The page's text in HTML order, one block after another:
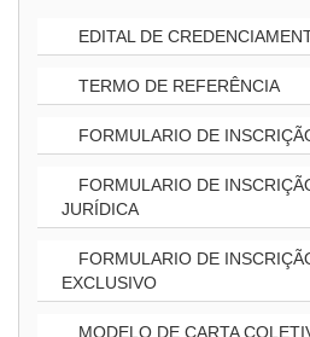
EDITAL DE
TERMO DE REFERÊNCIA
FORMULARIO DE
FORMULARIO DE
JURÍDICA
FORMULARIO DE
EXCLUSIVO
MODELO DE CARTA